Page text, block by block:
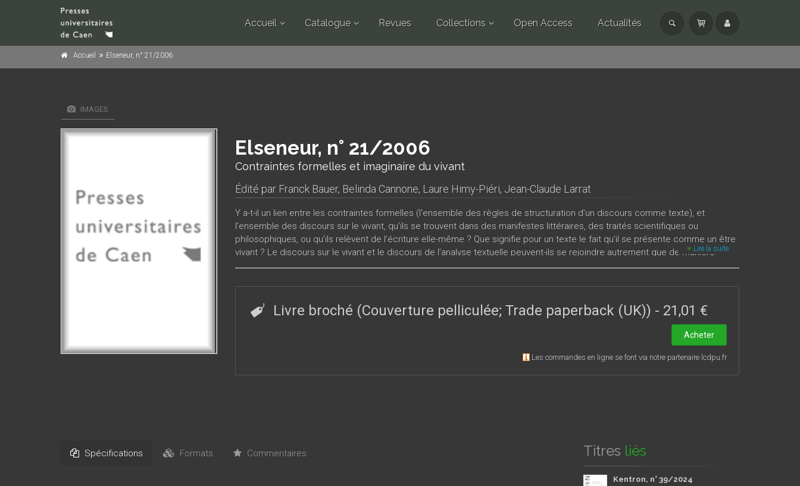
Accueil Catalogue Revues Collections Open Access Actualités
Accueil Elseneur, n° 21/2006
IMAGES
Elseneur, n° 21/2006
Contraintes formelles et imaginaire du vivant
Édité par Franck Bauer, Belinda Cannone, Laure Himy-Piéri, Jean-Claude Larrat
Y a-t-il un lien entre les contraintes formelles (l'ensemble des règles de structuration d’un discours comme texte), et
l’ensemble des discours sur le vivant, qu’ils se trouvent dans des manifestes littéraires, des traités scientifiques ou
philosophiques, ou qu’ils relèvent de l’écriture elle-même ? Que signifie pour un texte le fait qu’il se présente comme un être
vivant ? Le discours sur le vivant et le discours de l’analyse textuelle peuvent-ils se rejoindre autrement que de manière
métaphorique ? C’est à ces questions que s’efforcent de répondre, chacun à leur manière, les différents auteurs de cet
Lire la suite
Livre broché (Couverture pelliculée; Trade paperback (UK)) - 21,01 €
Acheter
Les commandes en ligne se font via notre partenaire lcdpu.fr
Spécifications Formats Commentaires Titres liés
Kentron, n° 39/2024